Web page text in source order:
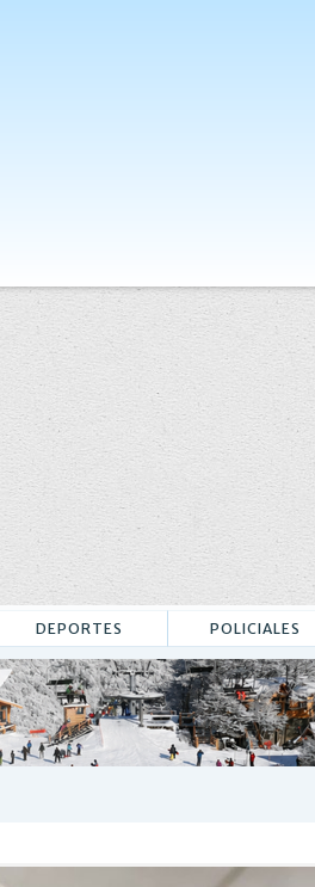
DEPORTES POLICIALES